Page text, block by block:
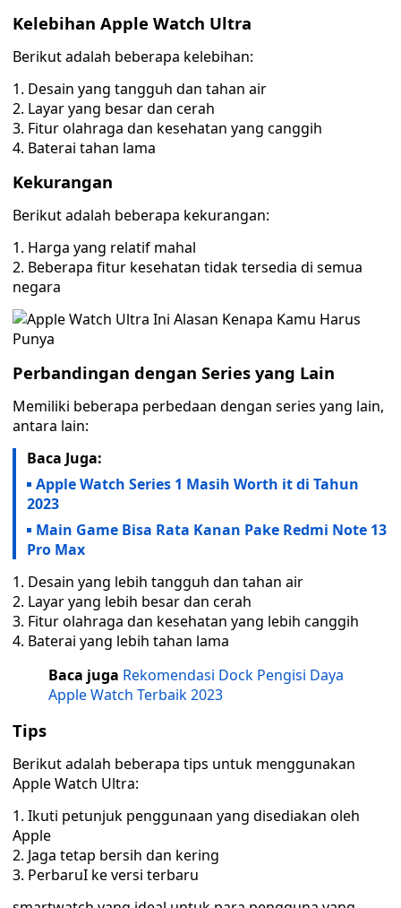
Kelebihan Apple Watch Ultra
Berikut adalah beberapa kelebihan:
Desain yang tangguh dan tahan air
Layar yang besar dan cerah
Fitur olahraga dan kesehatan yang canggih
Baterai tahan lama
Kekurangan
Berikut adalah beberapa kekurangan:
Harga yang relatif mahal
Beberapa fitur kesehatan tidak tersedia di semua
negara
Perbandingan dengan Series yang Lain
Memiliki beberapa perbedaan dengan series yang lain,
antara lain:
Baca Juga:
Apple Watch Series 1 Masih Worth it di Tahun
2023
Main Game Bisa Rata Kanan Pake Redmi Note 13
Pro Max
Desain yang lebih tangguh dan tahan air
Layar yang lebih besar dan cerah
Fitur olahraga dan kesehatan yang lebih canggih
Baterai yang lebih tahan lama
Baca juga Rekomendasi Dock Pengisi Daya
Apple Watch Terbaik 2023
Tips
Berikut adalah beberapa tips untuk menggunakan
Apple Watch Ultra:
Ikuti petunjuk penggunaan yang disediakan oleh
Apple
Jaga tetap bersih dan kering
PerbaruI ke versi terbaru